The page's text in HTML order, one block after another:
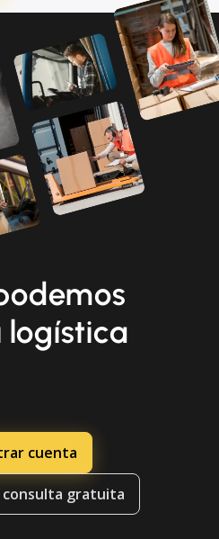
logística
cuenta
consulta gratuita